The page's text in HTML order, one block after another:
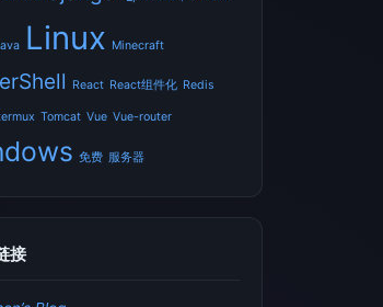
Linux Minecraft
React React组件化 Redis
Tomcat Vue Vue-router
免费 服务器
接